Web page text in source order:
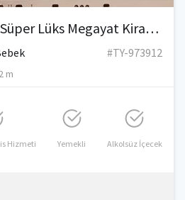
İstanbul Bebek'te Süper Lüks Megayat Kiralama
#TY-973912
m
Hizmeti Yemekli Alkolsüz İçecek